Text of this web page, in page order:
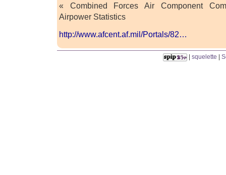
« Combined Forces Air Component
Airpower Statistics
http://www.afcent.af.mil/Portals/82…
| squelette |